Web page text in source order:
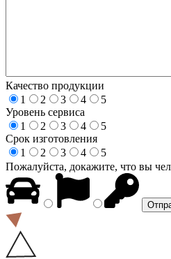
Качество продукции
1
2 3 4
5
Уровень сервиса
1
2 3 4
5
Срок изготовления
1
2 3 4
5
Пожалуйста, докажите, что вы